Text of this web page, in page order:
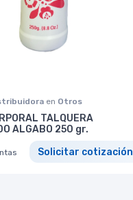
en Otros
TALQUERA
ALGABO 250 gr.
Solicitar cotización